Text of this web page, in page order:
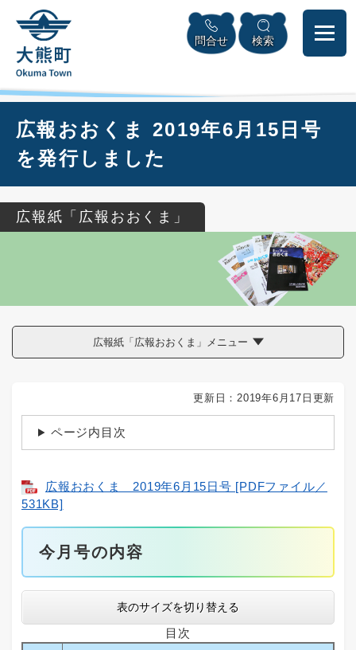
頭
メニューを飛ばして本文へ
問合せ 検索
広報おおくま 2019年6月15日号
を発行しました
広報紙「広報おおくま」
広報紙「広報おおくま」メニュー
更新日：2019年6月17日更新
ページ内目次
広報おおくま 2019年6月15日号 [PDFファイル／
531KB]
今月号の内容
表のサイズを切り替える
目次